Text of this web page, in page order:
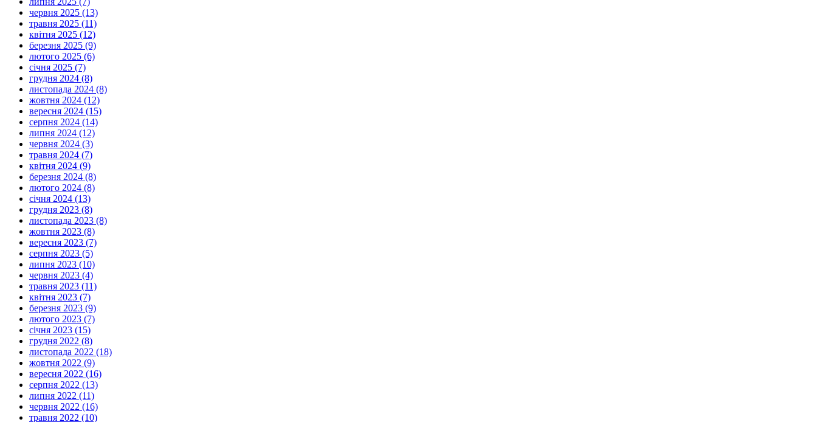
червня 2025 (13)
травня 2025 (11)
квітня 2025 (12)
березня 2025 (9)
лютого 2025 (6)
січня 2025 (7)
грудня 2024 (8)
листопада 2024 (8)
жовтня 2024 (12)
вересня 2024 (15)
серпня 2024 (14)
липня 2024 (12)
червня 2024 (3)
травня 2024 (7)
квітня 2024 (9)
березня 2024 (8)
лютого 2024 (8)
січня 2024 (13)
грудня 2023 (8)
листопада 2023 (8)
жовтня 2023 (8)
вересня 2023 (7)
серпня 2023 (5)
липня 2023 (10)
червня 2023 (4)
травня 2023 (11)
квітня 2023 (7)
березня 2023 (9)
лютого 2023 (7)
січня 2023 (15)
грудня 2022 (8)
листопада 2022 (18)
жовтня 2022 (9)
вересня 2022 (16)
серпня 2022 (13)
липня 2022 (11)
червня 2022 (16)
травня 2022 (10)